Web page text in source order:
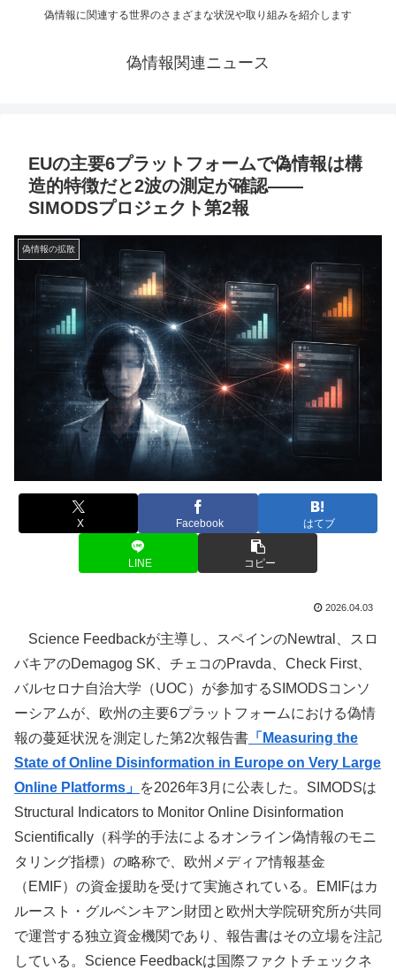
偽情報に関連する世界のさまざまな状況や取り組みを紹介します
偽情報関連ニュース
EUの主要6プラットフォームで偽情報は構
造的特徴だと2波の測定が確認——
SIMODSプロジェクト第2報
偽情報の拡散
X Facebook はてブ
LINE コピー
2026.04.03
Science Feedbackが主導し、スペインのNewtral、スロ
バキアのDemagog SK、チェコのPravda、Check First、
バルセロナ自治大学（UOC）が参加するSIMODSコンソ
ーシアムが、欧州の主要6プラットフォームにおける偽情
報の蔓延状況を測定した第2次報告書 「Measuring the
State of Online Disinformation in Europe on Very Large
Online Platforms」 を2026年3月に公表した。SIMODSは
Structural Indicators to Monitor Online Disinformation
Scientifically（科学的手法によるオンライン偽情報のモニ
タリング指標）の略称で、欧州メディア情報基金
（EMIF）の資金援助を受けて実施されている。EMIFはカ
ルースト・グルベンキアン財団と欧州大学院研究所が共同
で運営する独立資金機関であり、報告書はその立場を注記
している。Science Feedbackは国際ファクトチェックネ